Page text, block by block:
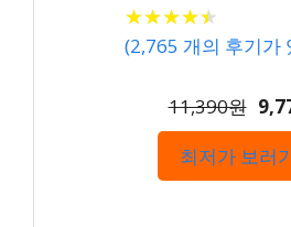
★★★★★
★★★★★
(2,765 개의 후기가
11,390원
최저가 보러